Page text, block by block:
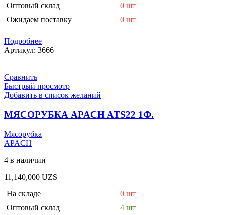
Оптовый склад
0 шт
Ожидаем поставку
0 шт
Подробнее
Артикул: 3666
Сравнить
Быстрый просмотр
Добавить в список желаний
МЯСОРУБКА APACH ATS22 1Ф.
Мясорубка
APACH
4 в наличии
11,140,000 UZS
На складе
0 шт
Оптовый склад
4 шт